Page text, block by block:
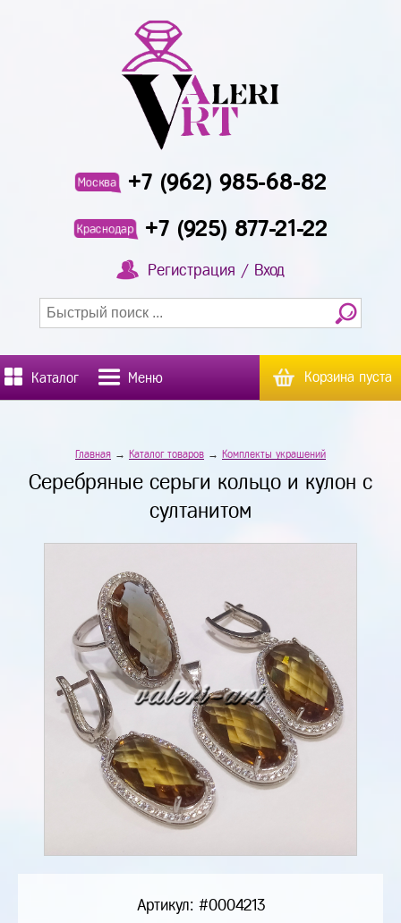
Москва +7 (962) 985-68-82
Краснодар +7 (925) 877-21-22
Регистрация / Вход
Каталог Меню Корзина пуста
Главная → Каталог товаров → Комплекты украшений
Серебряные серьги кольцо и кулон с
султанитом
Артикул: #0004213